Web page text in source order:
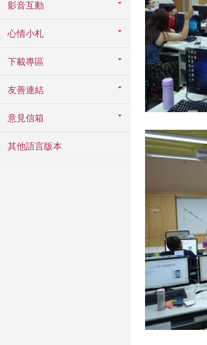
影音互動
心情小札
下載專區
友善連結
意見信箱
其他語言版本